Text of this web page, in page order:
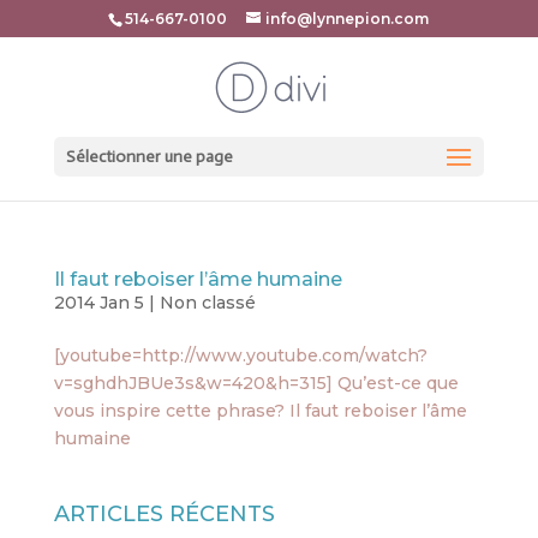
514-667-0100 info@lynnepion.com
Sélectionner une page
Il faut reboiser l’âme humaine
2014 Jan 5 | Non classé
[youtube=http://www.youtube.com/watch?
v=sghdhJBUe3s&w=420&h=315] Qu’est-ce que
vous inspire cette phrase? Il faut reboiser l’âme
humaine
ARTICLES RÉCENTS